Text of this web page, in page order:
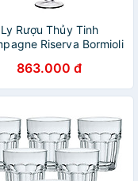
Rượu Thủy Tinh
Riserva Bormioli
/ Ly)
863.000 đ